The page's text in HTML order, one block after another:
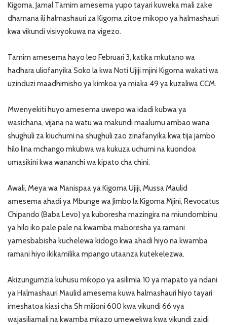
Kigoma, Jamal Tamim amesema yupo tayari kuweka mali zake
dhamana ili halmashauri za Kigoma zitoe mikopo ya halmashauri
kwa vikundi visivyokuwa na vigezo.
Tamim amesema hayo leo Februari 3, katika mkutano wa
hadhara uliofanyika Soko la kwa Noti Ujiji mjini Kigoma wakati wa
uzinduzi maadhimisho ya kimkoa ya miaka 49 ya kuzaliwa CCM.
Mwenyekiti huyo amesema uwepo wa idadi kubwa ya
wasichana, vijana na watu wa makundi maalumu ambao wana
shughuli za kiuchumi na shughuli zao zinafanyika kwa tija jambo
hilo lina mchango mkubwa wa kukuza uchumi na kuondoa
umasikini kwa wananchi wa kipato cha chini.
Awali, Meya wa Manispaa ya Kigoma Ujiji, Mussa Maulid
amesema ahadi ya Mbunge wa Jimbo la Kigoma Mjini, Revocatus
Chipando (Baba Levo) ya kuboresha mazingira na miundombinu
ya hilo iko pale pale na kwamba maboresha ya ramani
yamesbabisha kuchelewa kidogo kwa ahadi hiyo na kwamba
ramani hiyo ikikamilika mpango utaanza kutekelezwa.
Akizungumzia kuhusu mikopo ya asilimia 10 ya mapato ya ndani
ya Halmashauri Maulid amesema kuwa halmashauri hiyo tayari
imeshatoa kiasi cha Sh milioni 600 kwa vikundi 66 vya
wajasiliamali na kwamba mkazo umewekwa kwa vikundi zaidi